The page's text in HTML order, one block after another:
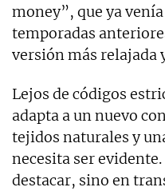
money”, que ya
temporadas
versión más relajada
Lejos de códigos
adapta a un nuevo
tejidos naturales y
necesita ser
destacar, sino en